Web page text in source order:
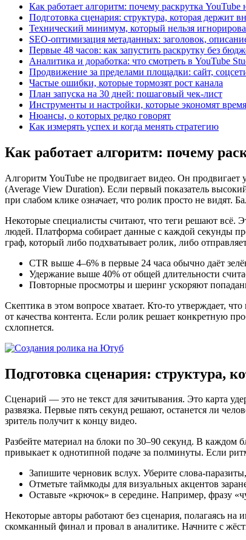
Как работает алгоритм: почему раскрутка YouTube
Подготовка сценария: структура, которая держит
Технический минимум, который нельзя
SEO-оптимизация метаданных: заголовок,
Первые 48 часов: как запустить раскрутку без
Аналитика и доработка: что смотреть в YouTube
Продвижение за пределами площадки: сайт,
Частые ошибки, которые тормозят рост канала
План запуска на 30 дней: пошаговый чек-лист
Инструменты и настройки, которые экономят время
Нюансы, о которых редко говорят
Как измерять успех и когда менять стратегию
Как работает алгоритм: почему
Алгоритм YouTube не продвигает видео. Он продвигает
(Average View Duration). Если первый показатель
при слабом клике означает, что ролик просто не видят.
Некоторые специалисты считают, что теги решают всё.
людей. Платформа собирает данные с каждой секунды
граф, который либо подхватывает ролик, либо
CTR выше 4–6% в первые 24 часа обычно даёт
Удержание выше 40% от общей длительности
Повторные просмотры и шеринг ускоряют
Скептика в этом вопросе хватает. Кто-то утверждает,
от качества контента. Если ролик решает конкретную
схлопнется.
Подготовка сценария: структура,
Сценарий — это не текст для зачитывания. Это карта
развязка. Первые пять секунд решают, останется ли
зритель получит к концу видео.
Разбейте материал на блоки по 30–90 секунд. В каждом
привыкает к однотипной подаче за полминуты. Если
Запишите черновик вслух. Уберите слова-
Отметьте таймкоды для визуальных акцентов
Оставьте «крючок» в середине. Например, фразу
Некоторые авторы работают без сценария, полагаясь
скомканный финал и провал в аналитике. Начните с